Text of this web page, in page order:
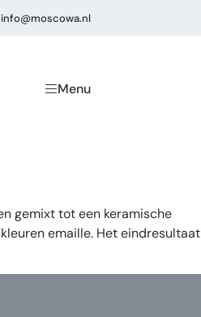
info@moscowa.nl
Menu
gemixt tot een keramische
emaille. Het eindresultaat